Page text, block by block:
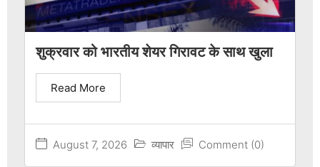
शुक्रवार को भारतीय शेयर गिरावट के साथ खुला
August 7, 2026 व्यापार Comment (0)
Read More